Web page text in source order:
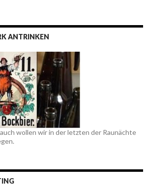
ANTRINKEN
wollen wir in der letzten der Raunächte